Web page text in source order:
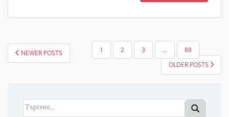
НАВИГАЦИЯ
NEWER POSTS 1 2 3 …
88
OLDER POSTS
Търсене